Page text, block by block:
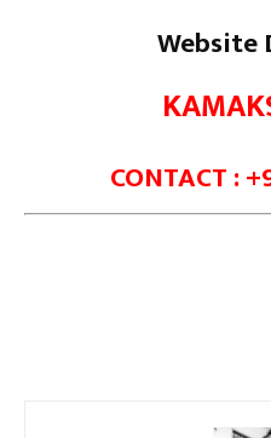
Website
CONTACT :